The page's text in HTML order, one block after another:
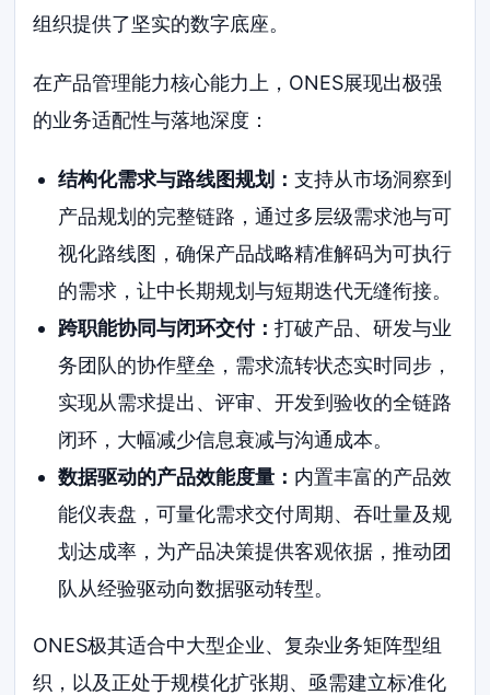
组织提供了坚实的数字底座。
在产品管理能力核心能力上，ONES展现出极强
的业务适配性与落地深度：
结构化需求与路线图规划： 支持从市场洞察到
产品规划的完整链路，通过多层级需求池与可
视化路线图，确保产品战略精准解码为可执行
的需求，让中长期规划与短期迭代无缝衔接。
跨职能协同与闭环交付： 打破产品、研发与业
务团队的协作壁垒，需求流转状态实时同步，
实现从需求提出、评审、开发到验收的全链路
闭环，大幅减少信息衰减与沟通成本。
数据驱动的产品效能度量： 内置丰富的产品效
能仪表盘，可量化需求交付周期、吞吐量及规
划达成率，为产品决策提供客观依据，推动团
队从经验驱动向数据驱动转型。
ONES极其适合中大型企业、复杂业务矩阵型组
织，以及正处于规模化扩张期、亟需建立标准化